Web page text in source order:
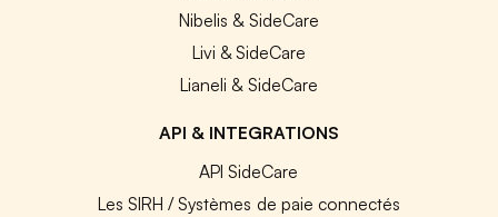
Nibelis & SideCare
Livi & SideCare
Lianeli & SideCare
API & INTEGRATIONS
API SideCare
Les SIRH / Systèmes de paie connectés